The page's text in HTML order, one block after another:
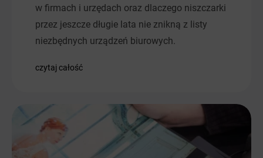
w firmach i urzędach oraz dlaczego niszczarki
przez jeszcze długie lata nie znikną z listy
niezbędnych urządzeń biurowych.
czytaj całość